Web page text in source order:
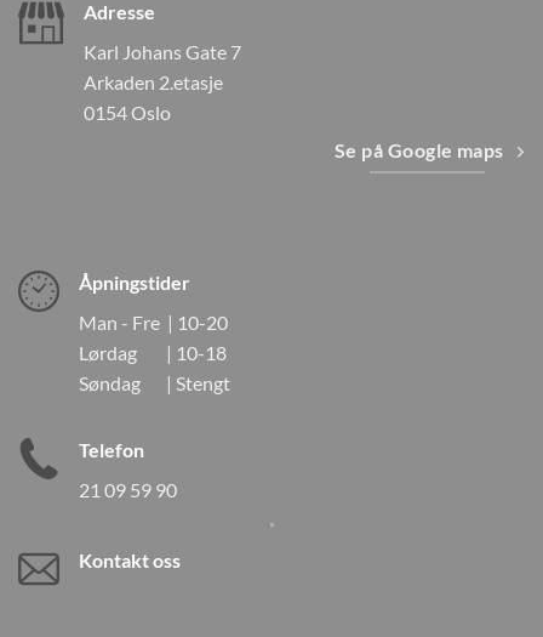
Adresse
Karl Johans Gate 7
Arkaden 2.etasje
0154 Oslo
Se på Google maps
Åpningstider
Man - Fre | 10-20
Lørdag | 10-18
Søndag | Stengt
Telefon
21 09 59 90
Kontakt oss